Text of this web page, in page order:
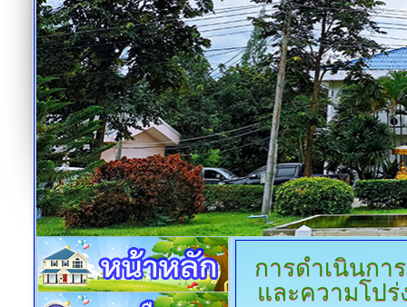
การดำเนินกา
และความโปร่